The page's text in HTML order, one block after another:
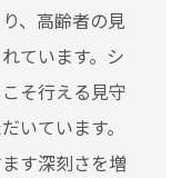
、高齢者の見
ています。シ
そ行える見守
いています。
す深刻さを増